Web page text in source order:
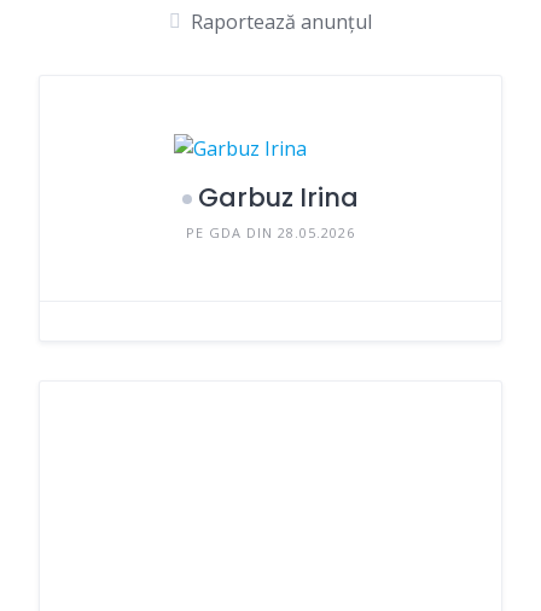
Raportează anunțul
Garbuz Irina
PE GDA DIN 28.05.2026